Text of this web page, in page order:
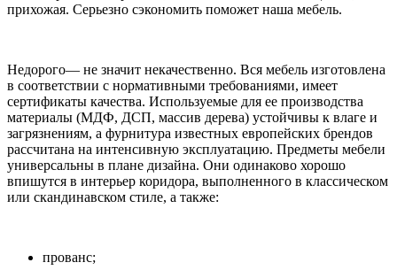
прихожая. Серьезно сэкономить поможет наша мебель.
Недорого— не значит некачественно. Вся мебель изготовлена
в соответствии с нормативными требованиями, имеет
сертификаты качества. Используемые для ее производства
материалы (МДФ, ДСП, массив дерева) устойчивы к влаге и
загрязнениям, а фурнитура известных европейских брендов
рассчитана на интенсивную эксплуатацию. Предметы мебели
универсальны в плане дизайна. Они одинаково хорошо
впишутся в интерьер коридора, выполненного в классическом
или скандинавском стиле, а также:
прованс;